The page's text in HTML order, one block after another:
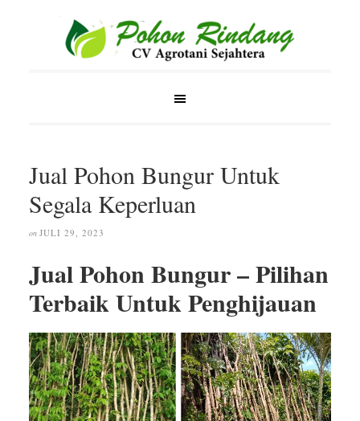
Jual Pohon Bungur Untuk
Segala Keperluan
on JULI 29, 2023
Jual Pohon Bungur – Pilihan
Terbaik Untuk Penghijauan